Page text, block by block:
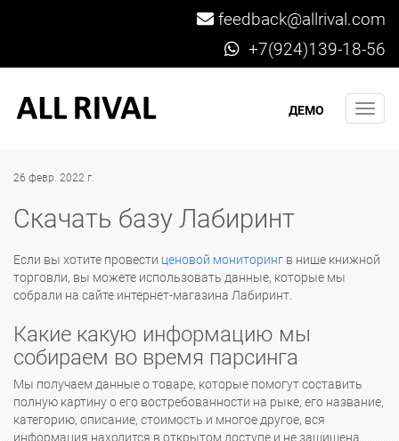
feedback@allrival.com
+7(924)139-18-56
ДЕМО
26 февр. 2022 г.
Скачать базу Лабиринт
Если вы хотите провести ценовой мониторинг в нише книжной
торговли, вы можете использовать данные, которые мы
собрали на сайте интернет-магазина Лабиринт.
Какие какую информацию мы
собираем во время парсинга
Мы получаем данные о товаре, которые помогут составить
полную картину о его востребованности на рыке, его название,
категорию, описание, стоимость и многое другое, вся